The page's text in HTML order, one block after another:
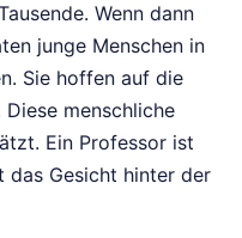
Wenn dann
junge Menschen in
Sie hoffen auf die
menschliche
Ein Professor ist
das Gesicht hinter der